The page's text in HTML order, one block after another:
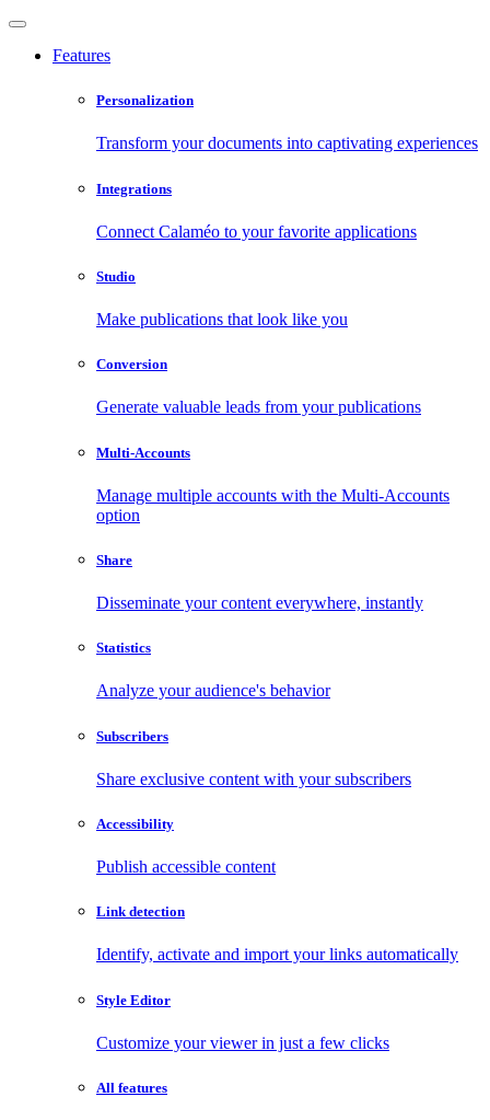
Features
Personalization
Transform your documents into captivating experiences
Integrations
Connect Calaméo to your favorite applications
Studio
Make publications that look like you
Conversion
Generate valuable leads from your publications
Multi-Accounts
Manage multiple accounts with the Multi-Accounts
option
Share
Disseminate your content everywhere, instantly
Statistics
Analyze your audience's behavior
Subscribers
Share exclusive content with your subscribers
Accessibility
Publish accessible content
Link detection
Identify, activate and import your links automatically
Style Editor
Customize your viewer in just a few clicks
All features